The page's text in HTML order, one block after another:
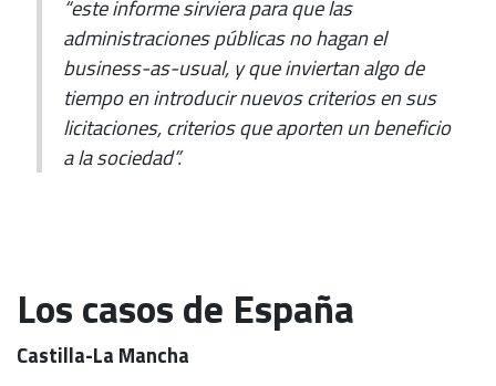
“este informe sirviera para que las
administraciones públicas no hagan el
business-as-usual, y que inviertan algo de
tiempo en introducir nuevos criterios en sus
licitaciones, criterios que aporten un beneficio
a la sociedad”.
Los casos de España
Castilla-La Mancha